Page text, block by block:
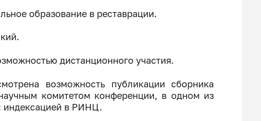
образование в реставрации.
дистанционного участия.
возможность публикации сборника
комитетом конференции, в одном из
индексацией в РИНЦ.